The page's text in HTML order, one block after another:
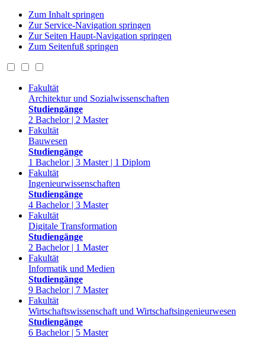
Zum Inhalt springen
Zur Service-Navigation springen
Zur Seiten Haupt-Navigation springen
Zum Seitenfuß springen
Fakultät
Architektur und Sozialwissenschaften
Studiengänge
2 Bachelor | 2 Master
Fakultät
Bauwesen
Studiengänge
1 Bachelor | 3 Master | 1 Diplom
Fakultät
Ingenieurwissenschaften
Studiengänge
4 Bachelor | 3 Master
Fakultät
Digitale Transformation
Studiengänge
2 Bachelor | 1 Master
Fakultät
Informatik und Medien
Studiengänge
9 Bachelor | 7 Master
Fakultät
Wirtschaftswissenschaft und Wirtschaftsingenieurwesen
Studiengänge
6 Bachelor | 5 Master